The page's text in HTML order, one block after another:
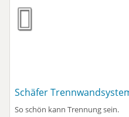
Schäfer
So schön kann Trennung sein.